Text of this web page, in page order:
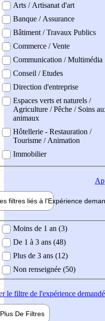
Arts / Artisanat d'art
Banque / Assurance
Bâtiment / Travaux Publics
Commerce / Vente
Communication / Multimédia
Conseil / Etudes
Direction d'entreprise
Espaces verts et naturels /
Agriculture / Pêche / Soins
animaux
Hôtellerie - Restauration /
Tourisme / Animation
Immobilier
filtres liés à l'Expérience
demandée
Moins de 1 an (3)
De 1 à 3 ans (48)
Plus de 3 ans (12)
Non renseignée (50)
le filtre de l'expérience
Plus De Filtres